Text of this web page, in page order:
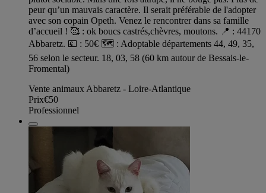
peur qu’un mauvais caractère. Il serait préférable de l'adopter
avec son copain Opeth. Venez le rencontrer dans sa famille
d’accueil ! 🥰 : ok boucs castrés,chèvres, moutons. 📍 : 44170
Abbaretz. 💶 : 50€ 🗺️ : Adoptable départements 44, 49, 35,
56 selon le secteur. 18, 03, 58 (60 km autour de Bessais-le-
Fromental)
Vente animaux Abbaretz - Loire-Atlantique
Prix€50
Professionnel